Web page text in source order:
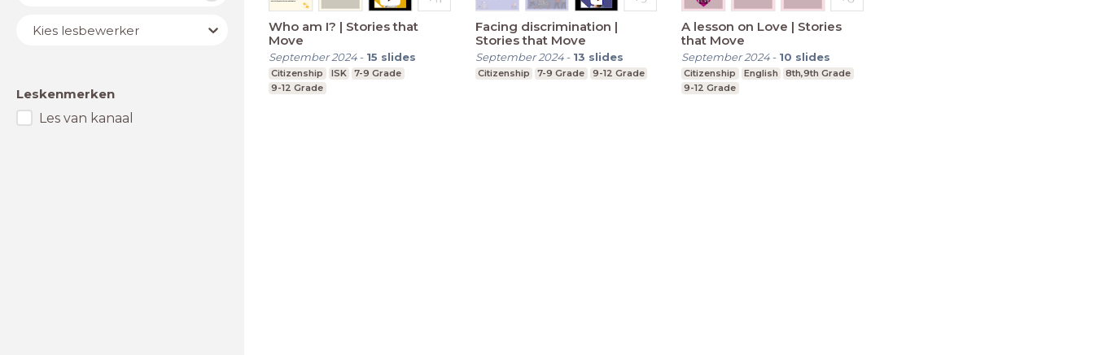
Lesbewerker
Kies lesbewerker
Leskenmerken
Les van kanaal
Who am I? | Stories that
Move
September 2024- 15 slides
Citizenship ISK
7-9 Grade
9-12 Grade
Facing discrimination |
Stories that Move
September 2024- 13 slides
Citizenship 7-9 Grade 9-12 Grade
A lesson on Love | Stories
that Move
September 2024- 10 slides
Citizenship English
8th,9th Grade
9-12 Grade